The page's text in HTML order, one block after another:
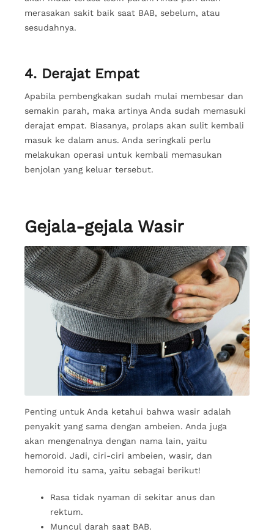
merasakan sakit baik saat BAB, sebelum, atau
sesudahnya.
4. Derajat Empat
Apabila pembengkakan sudah mulai membesar dan
semakin parah, maka artinya Anda sudah memasuki
derajat empat. Biasanya, prolaps akan sulit kembali
masuk ke dalam anus. Anda seringkali perlu
melakukan operasi untuk kembali memasukan
benjolan yang keluar tersebut.
Gejala-gejala Wasir
Penting untuk Anda ketahui bahwa wasir adalah
penyakit yang sama dengan ambeien. Anda juga
akan mengenalnya dengan nama lain, yaitu
hemoroid. Jadi, ciri-ciri ambeien, wasir, dan
hemoroid itu sama, yaitu sebagai berikut!
Rasa tidak nyaman di sekitar anus dan
rektum.
Muncul darah saat BAB.